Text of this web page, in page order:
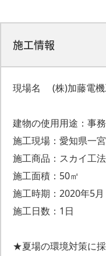
施工情報
現場名 (株)加藤電機
建物の使用用途：事
施工現場：愛知県一
施工商品：スカイ工法
施工面積：50㎡
施工時期：2020年5月
施工日数：1日
★夏場の環境対策に採